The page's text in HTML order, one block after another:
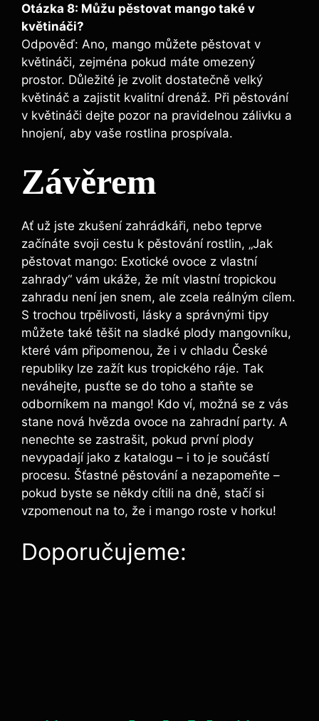
Otázka 8: Můžu pěstovat mango také v
květináči?
Odpověď: Ano, mango můžete pěstovat v
květináči, zejména pokud máte omezený
prostor. Důležité je zvolit dostatečně velký
květináč a zajistit kvalitní drenáž. Při pěstování
v květináči dejte pozor na pravidelnou zálivku a
hnojení, aby vaše rostlina prospívala.
Závěrem
Ať už jste zkušení zahrádkáři, nebo teprve
začínáte svoji cestu k pěstování rostlin, „Jak
pěstovat mango: Exotické ovoce z vlastní
zahrady“ vám ukáže, že mít vlastní tropickou
zahradu není jen snem, ale zcela reálným cílem.
S trochou trpělivosti, lásky a správnými tipy
můžete také těšit na sladké plody mangovníku,
které vám připomenou, že i v chladu České
republiky lze zažít kus tropického ráje. Tak
neváhejte, pusťte se do toho a staňte se
odborníkem na mango! Kdo ví, možná se z vás
stane nová hvězda ovoce na zahradní party. A
nenechte se zastrašit, pokud první plody
nevypadají jako z katalogu – i to je součástí
procesu. Šťastné pěstování a nezapomeňte –
pokud byste se někdy cítili na dně, stačí si
vzpomenout na to, že i mango roste v horku!
Doporučujeme: